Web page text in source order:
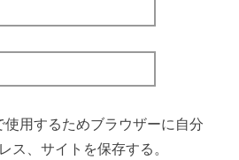
使用するためブラウザーに自分
ス、サイトを保存する。